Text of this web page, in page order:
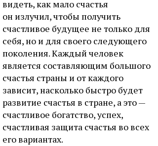
видеть, как мало счастья
он излучил, чтобы получить
счастливое будущее не только для
себя, но и для своего следующего
поколения. Каждый человек
является составляющим большого
счастья страны и от каждого
зависит, насколько быстро будет
развитие счастья в стране, а это —
счастливое богатство, успех,
счастливая защита счастья во всех
его вариантах.